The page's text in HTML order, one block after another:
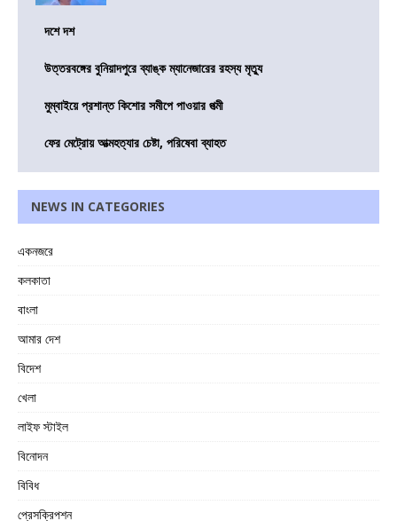
দশে দশ
উত্তরবঙ্গের বুনিয়াদপুরে ব্যাঙ্ক ম্যানেজারের রহস্য মৃত্যু
মুম্বাইয়ে প্রশান্ত কিশোর সমীপে পাওয়ার পত্মী
ফের মেট্রোয় আত্মহত্যার চেষ্টা, পরিষেবা ব্যাহত
NEWS IN CATEGORIES
একনজরে
কলকাতা
বাংলা
আমার দেশ
বিদেশ
খেলা
লাইফ স্টাইল
বিনোদন
বিবিধ
প্রেসক্রিপশন